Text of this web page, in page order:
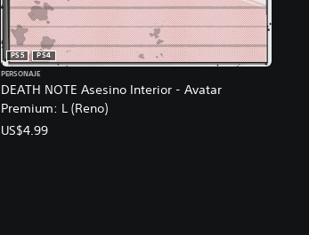
DEATH NOTE Asesino Interior - Avatar
Premium: L (Reno)
PS5
PS4
PERSONAJE
US$4.99